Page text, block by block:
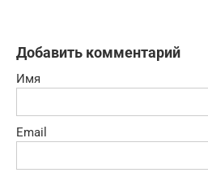
Добавить комментарий
Имя
Email